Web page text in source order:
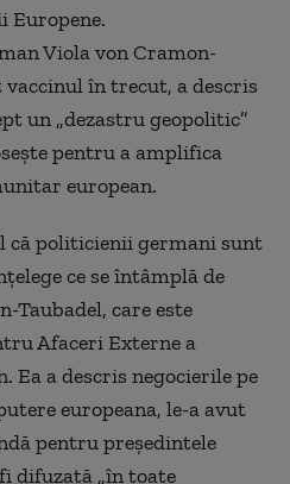
Europene.
Viola von Cramon-
în trecut, a descris
un „dezastru geopolitic”
pentru a amplifica
european.
că politicienii germani sunt
ce se întâmplă de
Taubadel, care este
Afaceri Externe a
Ea a descris negocierile pe
europeana, le-a avut
pentru președintele
difuzată „în toate